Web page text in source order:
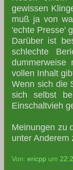
gewissen
muß ja von
'echte Presse'
Darüber ist
schlechte
vollen Inhalt
Wenn sich die
sich selbst
Einschaltvieh
Meinungen zu
unter Anderem
Von: ericpp um